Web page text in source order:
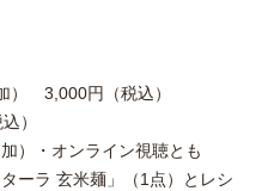
） 3,000円（税込）
）
）・オンライン視聴とも
ーラ 玄米麺」（1点）とレシ